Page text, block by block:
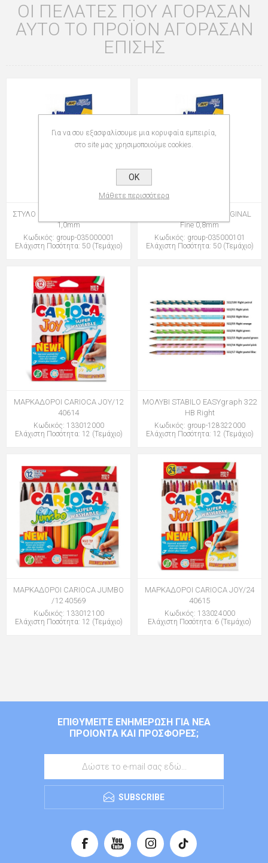
ΟΙ ΠΕΛΆΤΕΣ ΠΟΥ ΑΓΌΡΑΣΑΝ
ΑΥΤΌ ΤΟ ΠΡΟΪΌΝ ΑΓΌΡΑΣΑΝ
ΕΠΊΣΗΣ
ΣΤΥΛΟ BIC CRISTAL ORIGINAL M
1,0mm
Κωδικός: group-035000001
Ελάχιστη Ποσότητα: 50 (Τεμάχιο)
ΣΤΥΛΟ BIC CRISTAL ORIGINAL
Fine 0,8mm
Κωδικός: group-035000101
Ελάχιστη Ποσότητα: 50 (Τεμάχιο)
ΜΑΡΚΑΔΟΡΟΙ CARIOCA JOY/12
40614
Κωδικός: 133012000
Ελάχιστη Ποσότητα: 12 (Τεμάχιο)
ΜΟΛΥΒΙ STABILO EASYgraph 322
HB Right
Κωδικός: group-128322000
Ελάχιστη Ποσότητα: 12 (Τεμάχιο)
ΜΑΡΚΑΔΟΡΟΙ CARIOCA JUMBO
/12 40569
Κωδικός: 133012100
Ελάχιστη Ποσότητα: 12 (Τεμάχιο)
ΜΑΡΚΑΔΟΡΟΙ CARIOCA JOY/24
40615
Κωδικός: 133024000
Ελάχιστη Ποσότητα: 6 (Τεμάχιο)
ΕΠΙΘΥΜΕΊΤΕ ΕΝΗΜΈΡΩΣΗ ΓΙΑ ΝΈΑ
ΠΡΟΙΌΝΤΑ ΚΑΙ ΠΡΟΣΦΟΡΈΣ;
SUBSCRIBE
Για να σου εξασφαλίσουμε μια κορυφαία εμπειρία,
στο site μας χρησιμοποιούμε cookies.
OK
Μάθετε περισσότερα